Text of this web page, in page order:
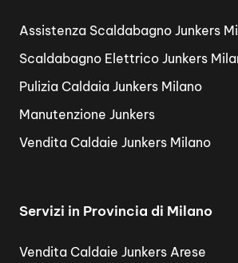
Assistenza Scaldabagno Junkers
Scaldabagno Elettrico Junkers
Pulizia Caldaia Junkers Milano
Manutenzione Junkers
Vendita Caldaie Junkers Milano
Servizi in Provincia di Milano
Vendita Caldaie Junkers Arese